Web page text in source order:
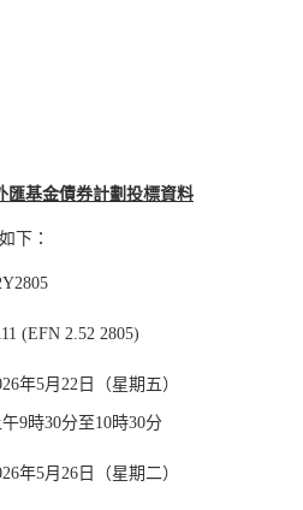
匯基金債券計劃投標資料
下：
(EFN 2.52 2805)
年5月22日（星期五）
午9時30分至10時30分
年5月26日（星期二）